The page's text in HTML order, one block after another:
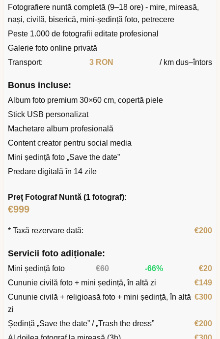
Fotografiere nuntă completă (9–18 ore) - mire, mireasă,
nași, civilă, biserică, mini-ședință foto, petrecere
Peste 1.000 de fotografii editate profesional
Galerie foto online privată
Transport:
3 RON / km dus–întors
Bonus incluse:
Album foto premium 30×60 cm, copertă piele
Stick USB personalizat
Machetare album profesională
Content creator pentru social media
Mini ședință foto „Save the date”
Predare digitală în 14 zile
Preț Fotograf Nuntă (1 fotograf):
€999
* Taxă rezervare dată: €200
Servicii foto adiționale:
Mini ședință foto €60 -66%
€20
Cununie civilă foto + mini ședință, în altă zi
€149
Cununie civilă + religioasă foto + mini ședință, în altă
zi
€300
Ședință „Save the date” / „Trash the dress”
€200